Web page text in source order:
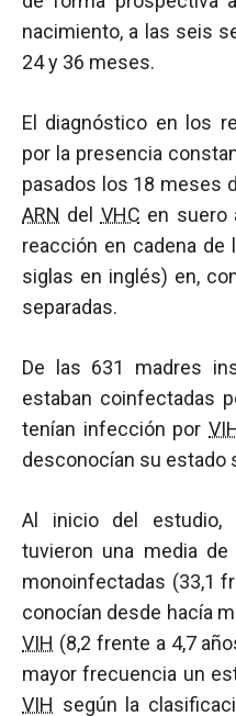
nacimiento, a las seis
24 y 36 meses.
El diagnóstico en los
por la presencia
pasados los 18 meses
ARN del VHC en suero
reacción en cadena de
siglas en inglés) en,
separadas.
De las 631 madres
estaban coinfectadas
tenían infección por
desconocían su estado
Al inicio del estudio,
tuvieron una media
monoinfectadas (33,1
conocían desde hacía
VIH (8,2 frente a 4,7
mayor frecuencia un
VIH según la